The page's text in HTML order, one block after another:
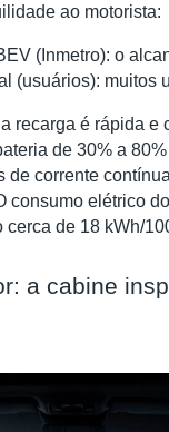
ao motorista:
(Inmetro): o
(usuários): muitos
recarga é rápida e
de 30% a
de corrente
consumo elétrico
de 18 kWh/
a cabine